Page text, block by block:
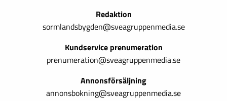
Redaktion
sormlandsbygden@sveagruppenmedia.se
Kundservice prenumeration
prenumeration@sveagruppenmedia.se
Annonsförsäljning
annonsbokning@sveagruppenmedia.se